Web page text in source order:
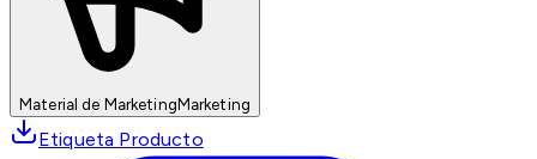
Material de MarketingMarketing
Etiqueta Producto